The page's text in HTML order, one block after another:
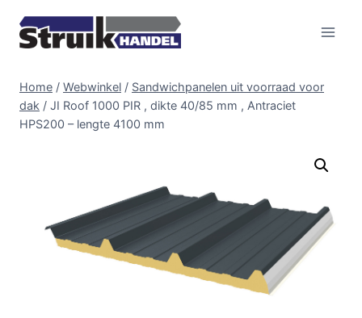
naar
inhoud
Home / Webwinkel / Sandwichpanelen uit voorraad voor
dak / JI Roof 1000 PIR , dikte 40/85 mm , Antraciet
HPS200 – lengte 4100 mm